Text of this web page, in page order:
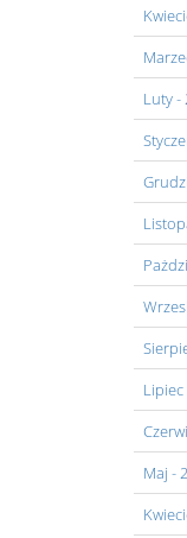
Luty-
Lipiec
Maj -